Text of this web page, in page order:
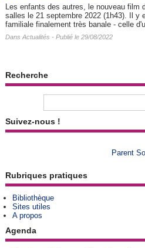
Les enfants des autres, le nouveau film
salles le 21 septembre 2022 (1h43). Il y
familiale finalement très banale - celle
Dans Actualités - Publié le 29/08/2022
Recherche
Suivez-nous !
Parent
Rubriques pratiques
Bibliothèque
Sites utiles
A propos
Agenda